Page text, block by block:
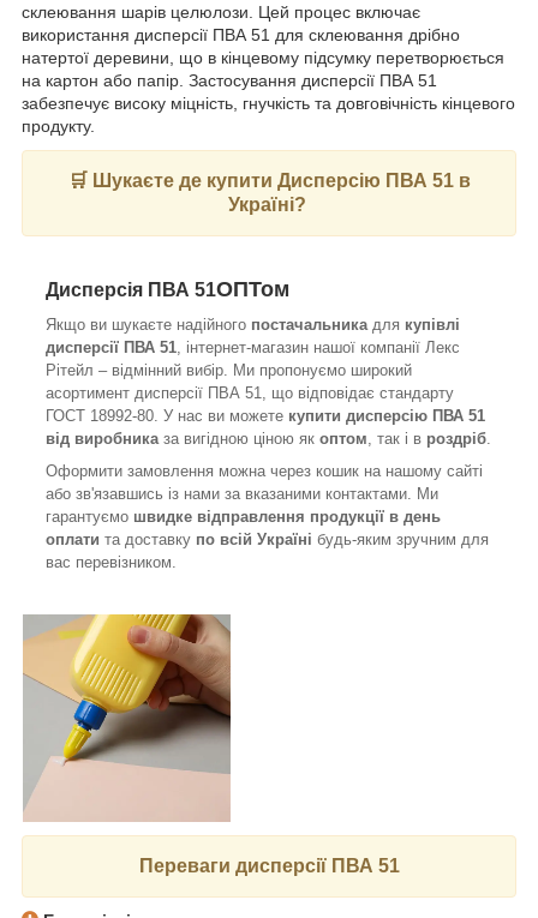
склеювання шарів целюлози. Цей процес включає
використання дисперсії ПВА 51 для склеювання дрібно
натертої деревини, що в кінцевому підсумку перетворюється
на картон або папір. Застосування дисперсії ПВА 51
забезпечує високу міцність, гнучкість та довговічність кінцевого
продукту.
🛒 Шукаєте де купити Дисперсію ПВА 51в
Україні?
Дисперсія ПВА 51ОПТом
Якщо ви шукаєте надійного постачальника для купівлі
дисперсії ПВА 51 , інтернет-магазин нашої компанії Лекс
Рітейл – відмінний вибір. Ми пропонуємо широкий
асортимент дисперсії ПВА 51, що відповідає стандарту
ГОСТ 18992-80. У нас ви можете купити дисперсію ПВА 51
від виробника за вигідною ціною як оптом , так і в роздріб
Оформити замовлення можна через кошик на нашому сайті
або зв'язавшись із нами за вказаними контактами. Ми
гарантуємо швидке відправлення продукції в день
оплати та доставку по всій Україні будь-яким зручним для
вас перевізником.
Переваги дисперсії ПВА 51